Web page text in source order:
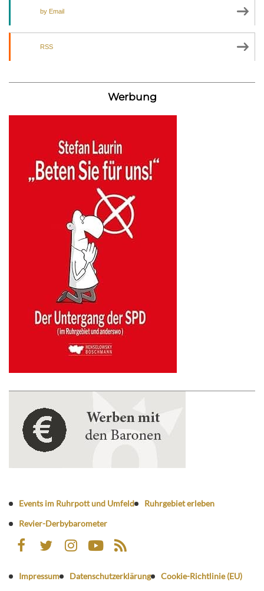
by Email
RSS
Werbung
Events im Ruhrpott und Umfeld
Ruhrgebiet erleben
Revier-Derbybarometer
Impressum Datenschutzerklärung Cookie-Richtlinie (EU)